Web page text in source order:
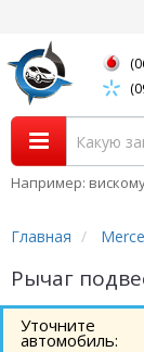
Например:
Главная
Рычаг
Уточните
автомобиль: